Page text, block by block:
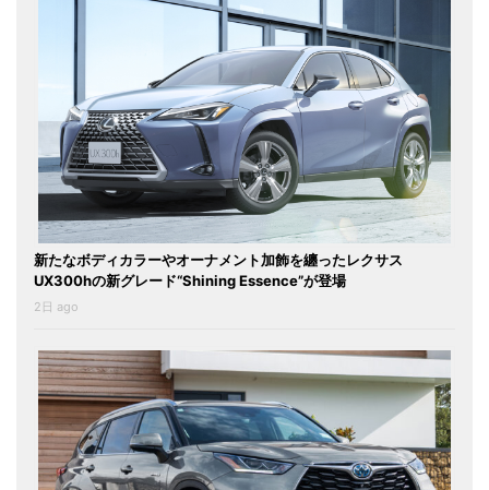
新たなボディカラーやオーナメント加飾を纏ったレクサス
UX300hの新グレード“Shining Essence”が登場
2日 ago